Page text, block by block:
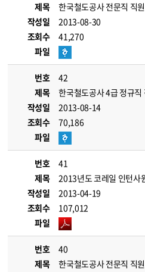
제목
한국철도공사 전문직 직
작성일
2013-08-30
조회수
41,270
파일
번호
42
제목
한국철도공사 4급 정규직
작성일
2013-08-14
조회수
70,186
파일
번호
41
제목
2013년도 코레일 인턴사
작성일
2013-04-19
조회수
107,012
파일
번호
40
제목
한국철도공사 전문직 직